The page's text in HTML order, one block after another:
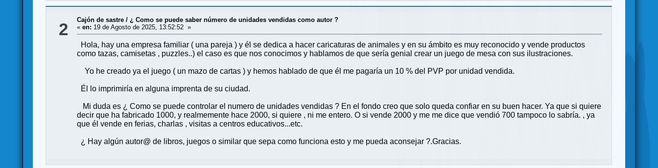
2 Cajón de sastre /¿ Como se puede saber número de unidades vendidas como autor ?
«en: 19 de Agosto de 2025, 13:52:52 »
Hola, hay una empresa familiar ( una pareja ) y él se dedica a hacer caricaturas de animales y en su ámbito es muy reconocido y vende productos
como tazas, camisetas , puzzles..) el caso es que nos conocimos y hablamos de que sería genial crear un juego de mesa con sus ilustraciones.
Yo he creado ya el juego ( un mazo de cartas ) y hemos hablado de que él me pagaría un 10 % del PVP por unidad vendida.
Él lo imprimiría en alguna imprenta de su ciudad.
Mi duda es ¿ Como se puede controlar el numero de unidades vendidas ? En el fondo creo que solo queda confiar en su buen hacer. Ya que si quiere
decir que ha fabricado 1000, y realmemente hace 2000, si quiere , ni me entero. O si vende 2000 y me me dice que vendió 700 tampoco lo sabría. , ya
que él vende en ferias, charlas , visitas a centros educativos...etc.
¿ Hay algún autor@ de libros, juegos o similar que sepa como funciona esto y me pueda aconsejar ?.Gracias.